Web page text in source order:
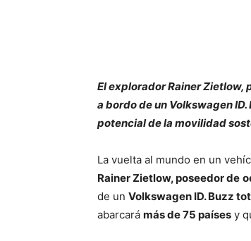
El explorador Rainer Zietlow,
a bordo de un Volkswagen
potencial de la movilidad
La vuelta al mundo en un
Rainer Zietlow, poseedor de
de un Volkswagen ID. Buzz
abarcará más de 75 países y